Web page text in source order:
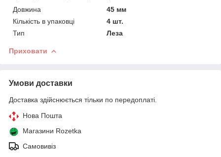
Довжина
45 мм
Кількість в упаковці
4 шт.
Тип
Леза
Приховати
Умови доставки
Доставка здійснюється тільки по передоплаті.
Нова Пошта
Магазини Rozetka
Самовивіз